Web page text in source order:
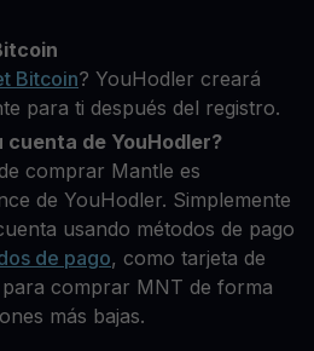
Bitcoin? YouHodler creará
para ti después del registro.
de YouHodler?
comprar Mantle es
de YouHodler. Simplemente
usando métodos de pago
de pago, como tarjeta de
comprar MNT de forma
más bajas.